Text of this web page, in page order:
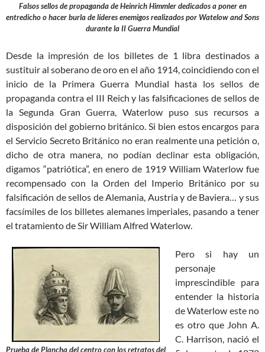
Falsos sellos de propaganda de Heinrich Himmler dedicados a poner en
entredicho o hacer burla de líderes enemigos realizados por Watelow and Sons
durante la II Guerra Mundial
Desde la impresión de los billetes de 1 libra destinados a
sustituir al soberano de oro en el año 1914, coincidiendo con el
inicio de la Primera Guerra Mundial hasta los sellos de
propaganda contra el III Reich y las falsificaciones de sellos de
la Segunda Gran Guerra, Waterlow puso sus recursos a
disposición del gobierno británico. Si bien estos encargos para
el Servicio Secreto Británico no eran realmente una petición o,
dicho de otra manera, no podían declinar esta obligación,
digamos “patriótica”, en enero de 1919 William Waterlow fue
recompensado con la Orden del Imperio Británico por su
falsificación de sellos de Alemania, Austria y de Baviera… y sus
facsímiles de los billetes alemanes imperiales, pasando a tener
el tratamiento de Sir William Alfred Waterlow.
Prueba de Plancha del centro con los retratos del
Pero si hay un
personaje
imprescindible para
entender la historia
de Waterlow este no
es otro que John A.
C. Harrison, nació el